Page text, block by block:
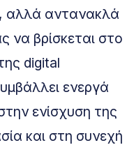
αλλά αντανακλά
να βρίσκεται στο
digital
ενεργά
ενίσχυση της
και στη συνεχή